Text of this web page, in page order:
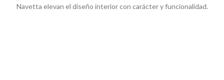
Navetta elevan el diseño interior con carácter y funcionalidad.